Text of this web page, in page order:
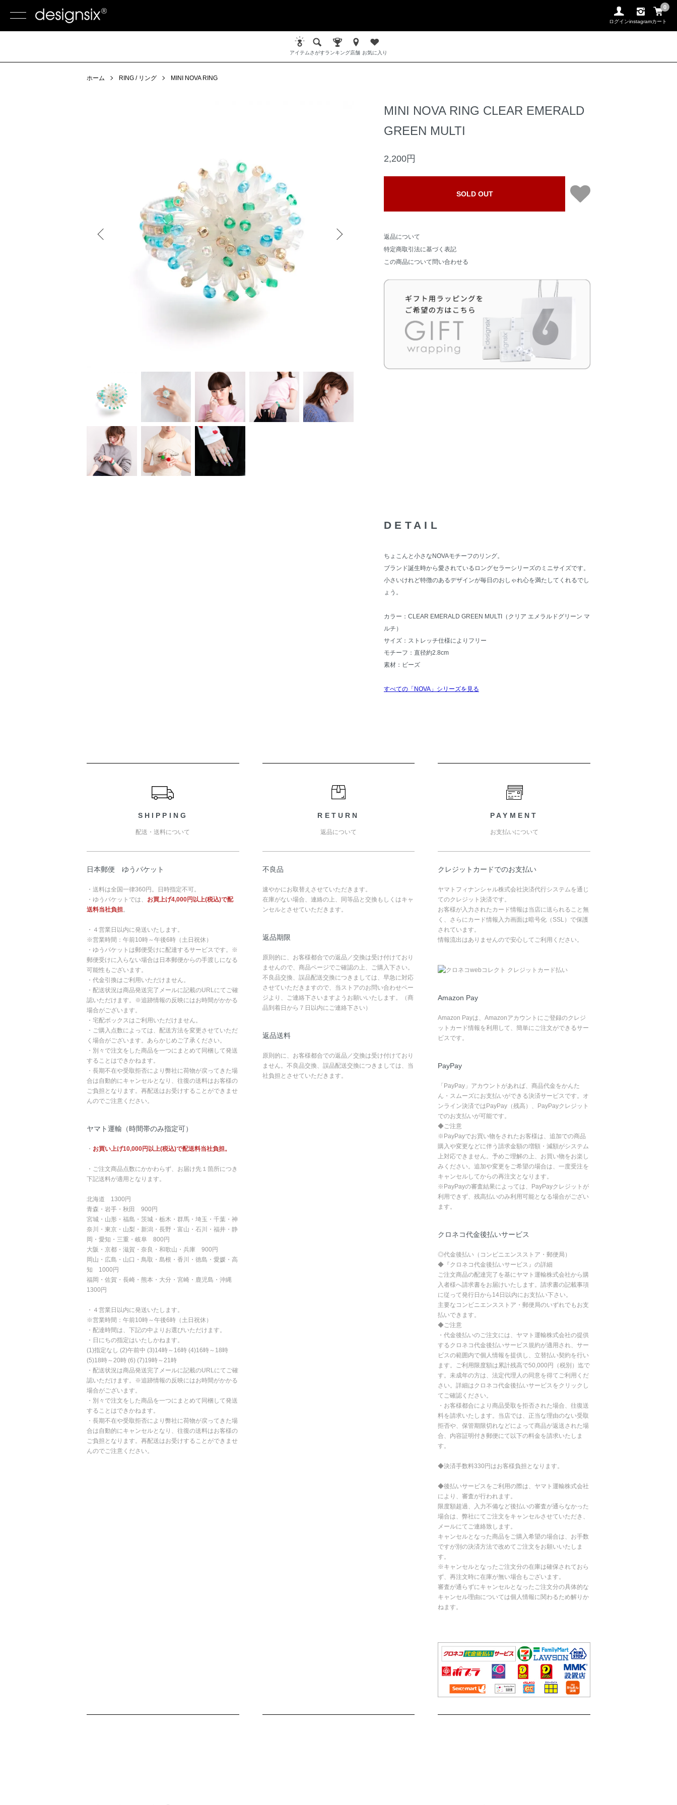
ログインinstagram
0
カート
アイテムさがすランキング店舗 お気に入り
ホーム RING / リング MINI NOVA RING
MINI NOVA RING CLEAR EMERALD
GREEN MULTI
2,200円
SOLD OUT
返品について
特定商取引法に基づく表記
この商品について問い合わせる
DETAIL
ちょこんと小さなNOVAモチーフのリング。
ブランド誕生時から愛されているロングセラーシリーズのミニサイズです。
小さいけれど特徴のあるデザインが毎日のおしゃれ心を満たしてくれるでし
ょう。
カラー：CLEAR EMERALD GREEN MULTI（クリア エメラルドグリーン マ
ルチ）
サイズ：ストレッチ仕様によりフリー
モチーフ：直径約2.8cm
素材：ビーズ
すべての「NOVA」シリーズを見る
SHIPPING
配送・送料について
日本郵便 ゆうパケット
・送料は全国一律360円。日時指定不可。
・ゆうパケットでは、 お買上げ4,000円以上(税込)で配
送料当社負担。
・４営業日以内に発送いたします。
※営業時間：午前10時～午後6時（土日祝休）
・ゆうパケットは郵便受けに配達するサービスです。※
郵便受けに入らない場合は日本郵便からの手渡しになる
可能性もございます。
・代金引換はご利用いただけません。
・配送状況は商品発送完了メールに記載のURLにてご確
認いただけます。※追跡情報の反映にはお時間がかかる
場合がございます。
・宅配ボックスはご利用いただけません。
・ご購入点数によっては、配送方法を変更させていただ
く場合がございます。あらかじめご了承ください。
・別々で注文をした商品を一つにまとめて同梱して発送
することはできかねます。
・長期不在や受取拒否により弊社に荷物が戻ってきた場
合は自動的にキャンセルとなり、往復の送料はお客様の
ご負担となります。再配送はお受けすることができませ
んのでご注意ください。
ヤマト運輸（時間帯のみ指定可）
・ お買い上げ10,000円以上(税込)で配送料当社負担。
・ご注文商品点数にかかわらず、お届け先１箇所につき
下記送料が適用となります。
北海道 1300円
青森・岩手・秋田 900円
宮城・山形・福島・茨城・栃木・群馬・埼玉・千葉・神
奈川・東京・山梨・新潟・長野・富山・石川・福井・静
岡・愛知・三重・岐阜 800円
大阪・京都・滋賀・奈良・和歌山・兵庫 900円
岡山・広島・山口・鳥取・島根・香川・徳島・愛媛・高
知 1000円
福岡・佐賀・長崎・熊本・大分・宮崎・鹿児島・沖縄
1300円
・４営業日以内に発送いたします。
※営業時間：午前10時～午後6時（土日祝休）
・配達時間は、下記の中よりお選びいただけます。
・日にちの指定はいたしかねます。
(1)指定なし (2)午前中 (3)14時～16時 (4)16時～18時
(5)18時～20時 (6) (7)19時～21時
・配送状況は商品発送完了メールに記載のURLにてご確
認いただけます。※追跡情報の反映にはお時間がかかる
場合がございます。
・別々で注文をした商品を一つにまとめて同梱して発送
することはできかねます。
・長期不在や受取拒否により弊社に荷物が戻ってきた場
合は自動的にキャンセルとなり、往復の送料はお客様の
ご負担となります。再配送はお受けすることができませ
んのでご注意ください。
RETURN
返品について
不良品
速やかにお取替えさせていただきます。
在庫がない場合、連絡の上、同等品と交換もしくはキャ
ンセルとさせていただきます。
返品期限
原則的に、お客様都合での返品／交換は受け付けており
ませんので、商品ページでご確認の上、ご購入下さい。
不良品交換、誤品配送交換につきましては、早急に対応
させていただきますので、当ストアのお問い合わせペー
ジより、ご連絡下さいますようお願いいたします。（商
品到着日から７日以内にご連絡下さい）
返品送料
原則的に、お客様都合での返品／交換は受け付けており
ません。不良品交換、誤品配送交換につきましては、当
社負担とさせていただきます。
PAYMENT
お支払いについて
クレジットカードでのお支払い
ヤマトフィナンシャル株式会社決済代行システムを通じ
てのクレジット決済です。
お客様が入力されたカード情報は当店に送られること無
く、さらにカード情報入力画面は暗号化（SSL）で保護
されています。
情報流出はありませんので安心してご利用ください。
Amazon Pay
Amazon Payは、Amazonアカウントにご登録のクレジ
ットカード情報を利用して、簡単にご注文ができるサー
ビスです。
PayPay
「PayPay」アカウントがあれば、商品代金をかんた
ん・スムーズにお支払いができる決済サービスです。オ
ンライン決済ではPayPay（残高）、PayPayクレジット
でのお支払いが可能です。
◆ご注意
※PayPayでお買い物をされたお客様は、追加での商品
購入や変更などに伴う請求金額の増額・減額がシステム
上対応できません。予めご理解の上、お買い物をお楽し
みください。追加や変更をご希望の場合は、一度受注を
キャンセルしてからの再注文となります。
※PayPayの審査結果によっては、PayPayクレジットが
利用できず、残高払いのみ利用可能となる場合がござい
ます。
クロネコ代金後払いサービス
◎代金後払い（コンビニエンスストア・郵便局）
◆『クロネコ代金後払いサービス』の詳細
ご注文商品の配達完了を基にヤマト運輸株式会社から購
入者様へ請求書をお届けいたします。請求書の記載事項
に従って発行日から14日以内にお支払い下さい。
主要なコンビニエンスストア・郵便局のいずれでもお支
払いできます。
◆ご注意
・代金後払いのご注文には、ヤマト運輸株式会社の提供
するクロネコ代金後払いサービス規約が適用され、サー
ビスの範囲内で個人情報を提供し、立替払い契約を行い
ます。ご利用限度額は累計残高で50,000円（税別）迄で
す。未成年の方は、法定代理人の同意を得てご利用くだ
さい。詳細はクロネコ代金後払いサービスをクリックし
てご確認ください。
・お客様都合により商品受取を拒否された場合、往復送
料を請求いたします。当店では、正当な理由のない受取
拒否や、保管期限切れなどによって商品が返送された場
合、内容証明付き郵便にて以下の料金を請求いたしま
す。
◆決済手数料330円はお客様負担となります。
◆後払いサービスをご利用の際は、ヤマト運輸株式会社
により、審査が行われます。
限度額超過、入力不備など後払いの審査が通らなかった
場合は、弊社にてご注文をキャンセルさせていただき、
メールにてご連絡致します。
キャンセルとなった商品をご購入希望の場合は、お手数
ですが別の決済方法で改めてご注文をお願いいたしま
す。
※キャンセルとなったご注文分の在庫は確保されておら
ず、再注文時に在庫が無い場合もございます。
審査が通らずにキャンセルとなったご注文分の具体的な
キャンセル理由については個人情報に関わるため解りか
ねます。